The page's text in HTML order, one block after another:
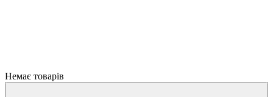
Немає товарів